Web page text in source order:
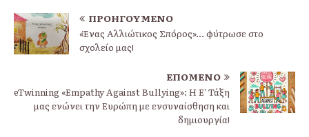
ΠΡΟΗΓΟΎΜΕΝΟ
«Ένας Αλλιώτικος Σπόρος»… φύτρωσε στο
σχολείο μας!
ΕΠΌΜΕΝΟ
eTwinning «Empathy Against Bullying»: Η Ε’ Τάξη
μας ενώνει την Ευρώπη με ενσυναίσθηση και
δημιουργία!